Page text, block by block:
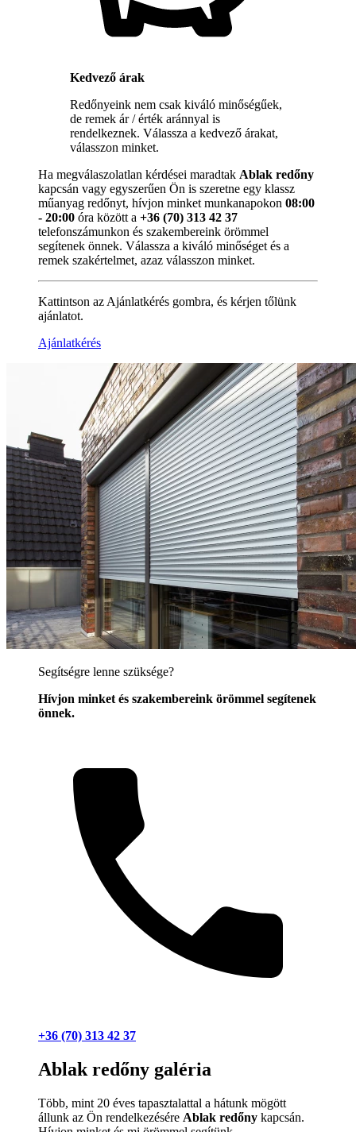
Kedvező árak
Redőnyeink nem csak kiváló minőségűek,
de remek ár / érték aránnyal is
rendelkeznek. Válassza a kedvező árakat,
válasszon minket.
Ha megválaszolatlan kérdései maradtak Ablak redőny
kapcsán vagy egyszerűen Ön is szeretne egy klassz
műanyag redőnyt, hívjon minket munkanapokon 08:00
- 20:00 óra között a +36 (70) 313 42 37
telefonszámunkon és szakembereink örömmel
segítenek önnek. Válassza a kiváló minőséget és a
remek szakértelmet, azaz válasszon minket.
Kattintson az Ajánlatkérés gombra, és kérjen tőlünk
ajánlatot.
Ajánlatkérés
Segítségre lenne szüksége?
Hívjon minket és szakembereink örömmel segítenek
önnek.
+36 (70) 313 42 37
Ablak redőny galéria
Több, mint 20 éves tapasztalattal a hátunk mögött
állunk az Ön rendelkezésére Ablak redőny kapcsán.